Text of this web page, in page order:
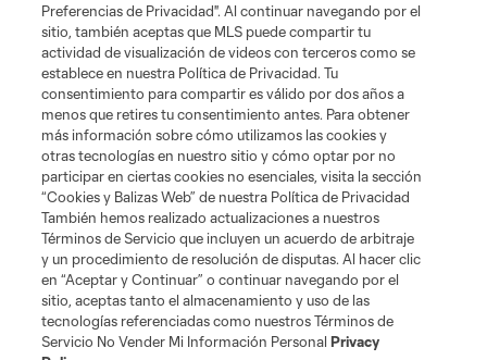
Términos de servicio Política de privacidad
No vender mi información
Cookies Settings
©2026 MLS. El nombre y escudo de la Major League Soccer y MLS son
marcas registradas de League Soccer, L.L.C. (“MLS”). Los nombres y logos
de los equipos de la MLS están registrados y son marcas bajo ley común
de la MLS o son usadas con el permiso de sus propietarios. Uso
desautorizado está prohibido.
Preferencias de Privacidad". Al continuar navegando por el
sitio, también aceptas que MLS puede compartir tu
actividad de visualización de videos con terceros como se
establece en nuestra Política de Privacidad. Tu
consentimiento para compartir es válido por dos años a
menos que retires tu consentimiento antes. Para obtener
más información sobre cómo utilizamos las cookies y
otras tecnologías en nuestro sitio y cómo optar por no
participar en ciertas cookies no esenciales, visita la sección
“Cookies y Balizas Web” de nuestra Política de Privacidad
También hemos realizado actualizaciones a nuestros
Términos de Servicio que incluyen un acuerdo de arbitraje
y un procedimiento de resolución de disputas. Al hacer clic
en “Aceptar y Continuar” o continuar navegando por el
sitio, aceptas tanto el almacenamiento y uso de las
tecnologías referenciadas como nuestros Términos de
Servicio No Vender Mi Información PersonalPrivacy